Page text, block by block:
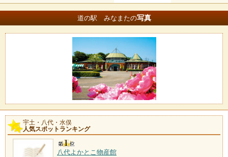
道の駅 みなまたの写真
宇土・八代・水俣
人気スポットランキング
八代よかとこ物産館